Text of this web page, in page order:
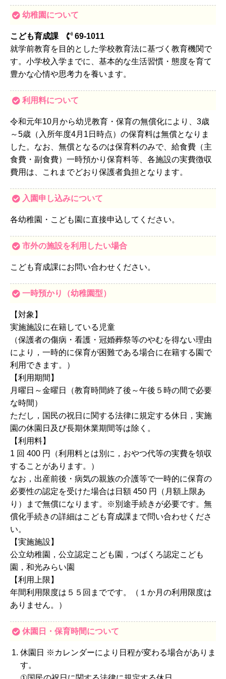
幼稚園について
こども育成課
69-1011
就学前教育を目的とした学校教育法に基づく教育機関で
す。小学校入学までに、基本的な生活習慣・態度を育て
豊かな心情や思考力を養います。
利用料について
令和元年10月から幼児教育・保育の無償化により、3歳
～5歳（入所年度4月1日時点）の保育料は無償となりま
した。なお、無償となるのは保育料のみで、給食費（主
食費・副食費）一時預かり保育料等、各施設の実費徴収
費用は、これまでどおり保護者負担となります。
入園申し込みについて
各幼稚園・こども園に直接申込してください。
市外の施設を利用したい場合
こども育成課にお問い合わせください。
一時預かり（幼稚園型）
【対象】
実施施設に在籍している児童
（保護者の傷病・看護・冠婚葬祭等のやむを得ない理由
により，一時的に保育が困難である場合に在籍する園で
利用できます。）
【利用期間】
月曜日～金曜日（教育時間終了後～午後５時の間で必要
な時間）
ただし，国民の祝日に関する法律に規定する休日，実施
園の休園日及び長期休業期間等は除く。
【利用料】
1 回 400 円（利用料とは別に，おやつ代等の実費を領収
することがあります。）
なお，出産前後・病気の親族の介護等で一時的に保育の
必要性の認定を受けた場合は日額 450 円（月額上限あ
り）まで無償になります。※別途手続きが必要です。無
償化手続きの詳細はこども育成課まで問い合わせくださ
い。
【実施施設】
公立幼稚園，公立認定こども園，つばくろ認定こども
園，和光みらい園
【利用上限】
年間利用限度は５５回までです。（１か月の利用限度は
ありません。）
休園日・保育時間について
休園日 ※カレンダーにより日程が変わる場合がありま
す。